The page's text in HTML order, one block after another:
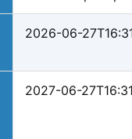
2026-06-
2027-06-